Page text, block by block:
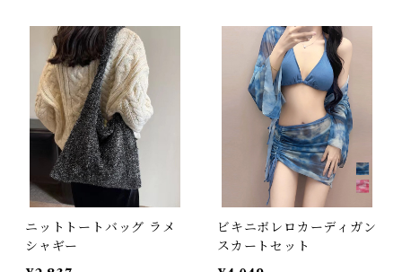
ニットトートバッグ ラメ
シャギー
ビキニボレロカーディガン
スカートセット